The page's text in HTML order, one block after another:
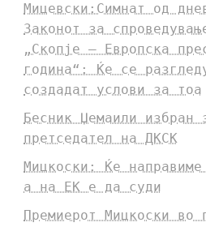
Мицевски:Симнат од
Законот за
„Скопје – Европска
година“: Ќе се
создадат услови за тоа
Бесник Џемаили избран
претседател на ДКСК
Мицкоски: Ќе
а на ЕК е да суди
Премиерот Мицкоски во